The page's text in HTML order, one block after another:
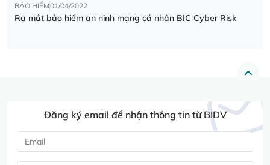
BẢO HIỂM01/04/2022
Ra mắt bảo hiểm an ninh mạng cá nhân BIC Cyber Risk
Đăng ký email để nhận thông tin từ BIDV